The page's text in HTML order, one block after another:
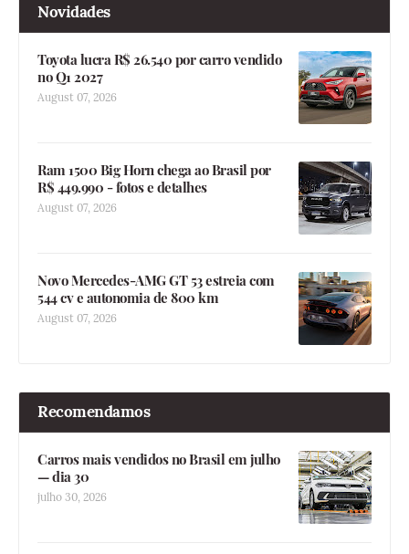
Novidades
Toyota lucra R$ 26.540 por carro vendido
no Q1 2027
August 07, 2026
Ram 1500 Big Horn chega ao Brasil por
R$ 449.990 - fotos e detalhes
August 07, 2026
Novo Mercedes-AMG GT 53 estreia com
544 cv e autonomia de 800 km
August 07, 2026
Recomendamos
Carros mais vendidos no Brasil em julho
— dia 30
julho 30, 2026